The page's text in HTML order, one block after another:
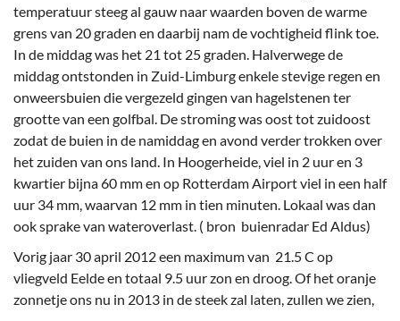
temperatuur steeg al gauw naar waarden boven de warme
grens van 20 graden en daarbij nam de vochtigheid flink toe.
In de middag was het 21 tot 25 graden. Halverwege de
middag ontstonden in Zuid-Limburg enkele stevige regen en
onweersbuien die vergezeld gingen van hagelstenen ter
grootte van een golfbal. De stroming was oost tot zuidoost
zodat de buien in de namiddag en avond verder trokken over
het zuiden van ons land. In Hoogerheide, viel in 2 uur en 3
kwartier bijna 60 mm en op Rotterdam Airport viel in een half
uur 34 mm, waarvan 12 mm in tien minuten. Lokaal was dan
ook sprake van wateroverlast. ( bron buienradar Ed Aldus)
Vorig jaar 30 april 2012 een maximum van 21.5 C op
vliegveld Eelde en totaal 9.5 uur zon en droog. Of het oranje
zonnetje ons nu in 2013 in de steek zal laten, zullen we zien,